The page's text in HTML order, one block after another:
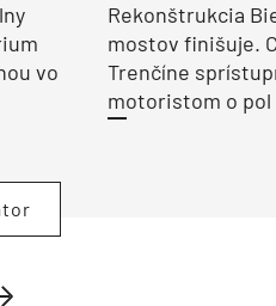
vo
Rekonštrukcia
mostov finišuje.
Trenčíne
motoristom o pol